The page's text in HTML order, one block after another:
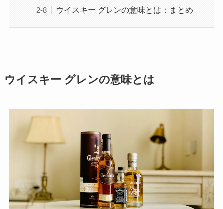
ウイスキー グレンの意味とは：まとめ
ウイスキー グレンの意味とは